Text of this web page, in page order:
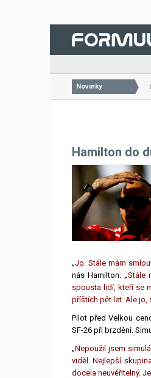
Novinky
26.07.2026 VC
Hamilton do
„Jo. Stále mám
nás Hamilton. „Stále
spousta lidí, kteří se
příštích pět let. Ale jo,
Pilot před Velkou
SF-26 při brzdění.
„Nepoužil jsem
viděl. Nejlepší
docela neuvěřitelný.